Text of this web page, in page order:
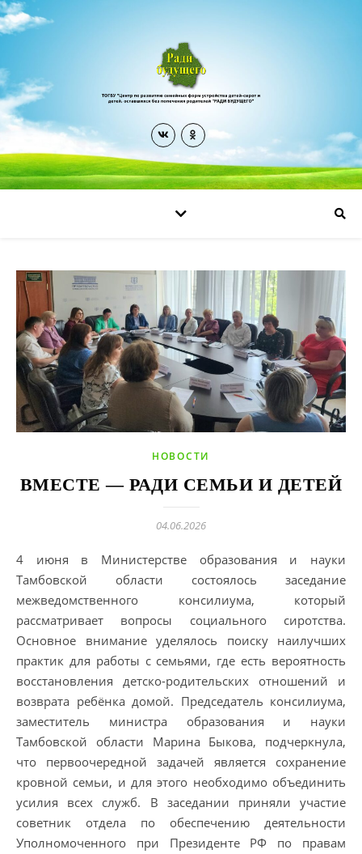
НОВОСТИ
ВМЕСТЕ — РАДИ СЕМЬИ И ДЕТЕЙ
04.06.2026
4 июня в Министерстве образования и науки
Тамбовской области состоялось заседание
межведомственного консилиума, который
рассматривает вопросы социального сиротства.
Основное внимание уделялось поиску наилучших
практик для работы с семьями, где есть вероятность
восстановления детско-родительских отношений и
возврата ребёнка домой. Председатель консилиума,
заместитель министра образования и науки
Тамбовской области Марина Быкова, подчеркнула,
что первоочередной задачей является сохранение
кровной семьи, и для этого необходимо объединить
усилия всех служб. В заседании приняли участие
советник отдела по обеспечению деятельности
Уполномоченного при Президенте РФ по правам